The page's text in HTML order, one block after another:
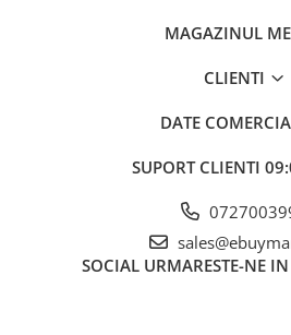
Alege baloanele pentru a transforma
MAGAZINUL
CLIENTI
DATE
SUPORT CLIENTI
SOCIAL URMARESTE-NE